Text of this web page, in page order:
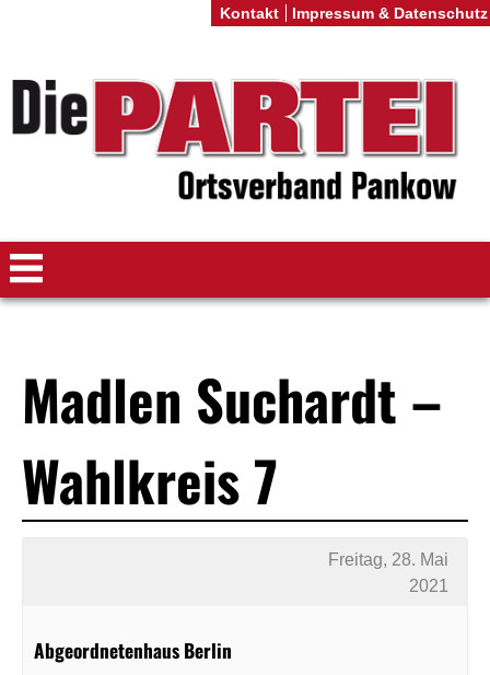
Madlen Suchardt –
Wahlkreis 7
Freitag, 28. Mai
2021
Abgeordnetenhaus Berlin
Kontakt Impressum & Datenschutz